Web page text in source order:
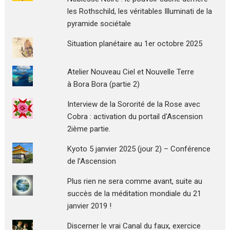
les Rothschild, les véritables Illuminati de la
pyramide sociétale
Situation planétaire au 1er octobre 2025
Atelier Nouveau Ciel et Nouvelle Terre
à Bora Bora (partie 2)
Interview de la Sororité de la Rose avec
Cobra : activation du portail d'Ascension
2ième partie.
Kyoto 5 janvier 2025 (jour 2) – Conférence
de l’Ascension
Plus rien ne sera comme avant, suite au
succès de la méditation mondiale du 21
janvier 2019 !
Discerner le vrai Canal du faux, exercice